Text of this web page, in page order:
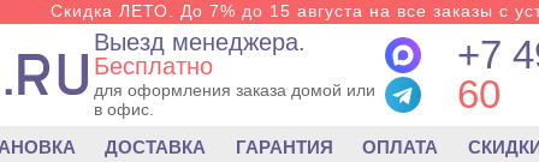
Скидка ЛЕТО. До 7% до 15 августа на все заказы с
Выезд менеджера.
Бесплатно
для оформления заказа домой или
в офис.
+7
60
ДОСТАВКА ГАРАНТИЯ ОПЛАТА